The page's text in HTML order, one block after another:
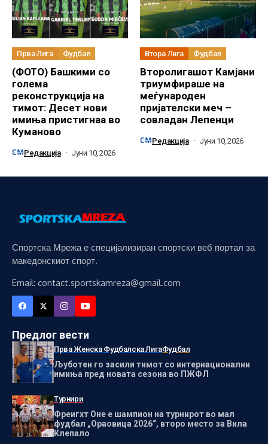
Прва Лига Фудбал
(ФОТО) Башкими со
голема
реконструкција на
тимот: Десет нови
имиња пристигнаа во
Куманово
Редакција Јуни 10, 2026
Втора Лига Фудбал
Второлигашот Камјани
триумфираше на
меѓународен
пријателски меч –
совладан Лепенци
Редакција Јуни 10, 2026
Спортска Мрежа е специјализиран спортски веб портал за
македонскиот спорт.
Email: contact.sportskamreza@gmail.com
Предлог вести
Прва Женска Фудбалска ЛигаФудбал
Љуботен го засили тимот со интернационални
имиња пред новата сезона во ПЖФЛ
Турнири
Фреигхт Оне е шампион на турнирот во мал
фудбал „Ораовица 2026“, второ место за Вила
Клепало